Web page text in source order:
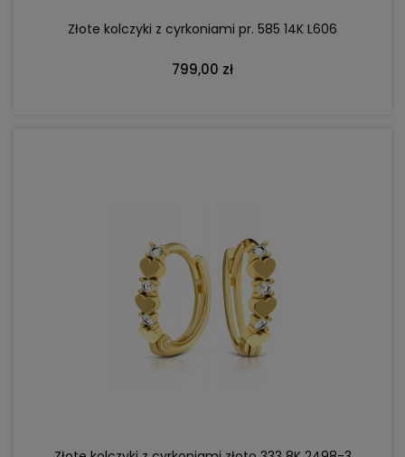
Złote kolczyki z cyrkoniami pr. 585 14K L606
799,00 zł
DO KOSZYKA